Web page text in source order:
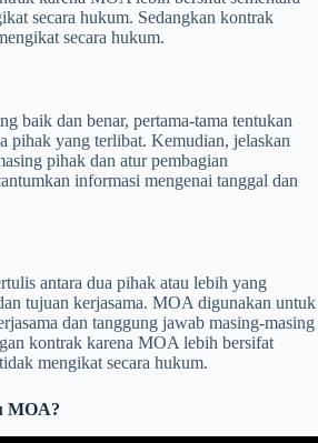
secara hukum. Sedangkan kontrak
secara hukum.
baik dan benar, pertama-tama tentukan
pihak yang terlibat. Kemudian, jelaskan
pihak dan atur pembagian
informasi mengenai tanggal dan
antara dua pihak atau lebih yang
tujuan kerjasama. MOA digunakan untuk
dan tanggung jawab masing-masing
kontrak karena MOA lebih bersifat
mengikat secara hukum.
MOA?